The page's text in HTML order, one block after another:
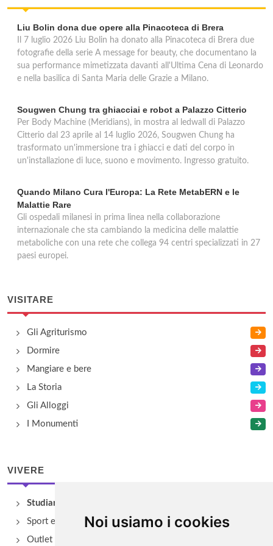
Noi usiamo i cookies
British Institutes
via Aldo Moro 107, San Donato Milanese
Liu Bolin dona due opere alla Pinacoteca di Brera
Il 7 luglio 2026 Liu Bolin ha donato alla Pinacoteca di Brera due
fotografie della serie A message for beauty, che documentano la
sua performance mimetizzata davanti all'Ultima Cena di Leonardo
e nella basilica di Santa Maria delle Grazie a Milano.
Sougwen Chung tra ghiacciai e robot a Palazzo Citterio
Per Body Machine (Meridians), in mostra al ledwall di Palazzo
Citterio dal 23 aprile al 14 luglio 2026, Sougwen Chung ha
trasformato un'immersione tra i ghiacci e dati del corpo in
un'installazione di luce, suono e movimento. Ingresso gratuito.
Quando Milano Cura l'Europa: La Rete MetabERN e le
Malattie Rare
Gli ospedali milanesi in prima linea nella collaborazione
internazionale che sta cambiando la medicina delle malattie
metaboliche con una rete che collega 94 centri specializzati in 27
paesi europei.
VISITARE
Gli Agriturismo
Dormire
Mangiare e bere
La Storia
Gli Alloggi
I Monumenti
VIVERE
Studiare
Sport e Benessere
Outlet e spacci aziendali